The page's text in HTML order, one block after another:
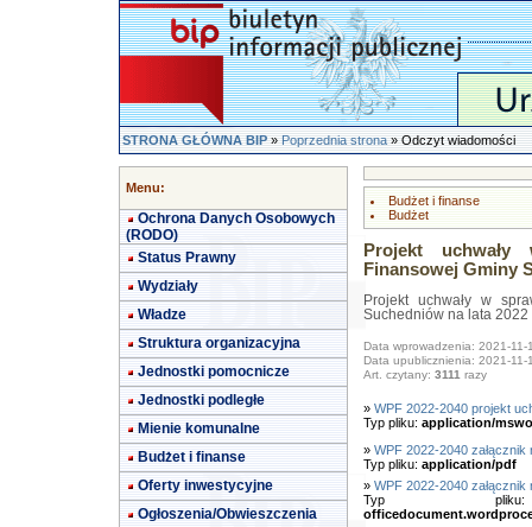
STRONA GŁÓWNA BIP»Poprzednia strona» Odczyt wiadomości
Menu:
Ochrona Danych Osobowych
(RODO)
Status Prawny
Wydziały
Władze
Struktura organizacyjna
Jednostki pomocnicze
Jednostki podległe
Mienie komunalne
Budżet i finanse
Oferty inwestycyjne
Ogłoszenia/Obwieszczenia
Budżet i finanse
Budżet
Projekt
Finansowej Gminy
Projekt uchwały w
Suchedniów na lata 2022
Data wprowadzenia: 2021-11-
Data upublicznienia: 2021-11-
Art. czytany: 3111razy
» WPF 2022-2040 projekt
Typ pliku: application/
» WPF 2022-2040 załącznik
Typ pliku: application/pdf
» WPF 2022-2040 załącznik
Typ